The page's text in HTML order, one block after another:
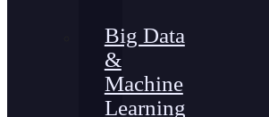
Big Data
&
Machine
Learning